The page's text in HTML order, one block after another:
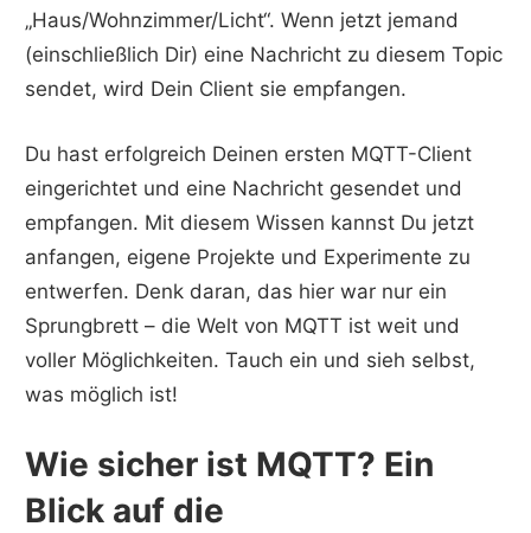
„Haus/Wohnzimmer/Licht“. Wenn jetzt jemand
(einschließlich Dir) eine Nachricht zu diesem Topic
sendet, wird Dein Client sie empfangen.
Du hast erfolgreich Deinen ersten MQTT-Client
eingerichtet und eine Nachricht gesendet und
empfangen. Mit diesem Wissen kannst Du jetzt
anfangen, eigene Projekte und Experimente zu
entwerfen. Denk daran, das hier war nur ein
Sprungbrett – die Welt von MQTT ist weit und
voller Möglichkeiten. Tauch ein und sieh selbst,
was möglich ist!
Wie sicher ist MQTT? Ein
Blick auf die